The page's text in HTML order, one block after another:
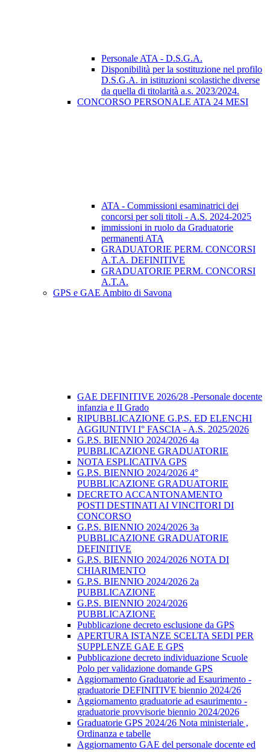
Personale ATA - D.S.G.A.
Disponibilità per la sostituzione nel profilo
D.S.G.A. in istituzioni scolastiche diverse
da quella di titolarità a.s. 2023/2024.
CONCORSO PERSONALE ATA 24 MESI
ATA - Commissioni esaminatrici dei
concorsi per soli titoli - A.S. 2024-2025
immissioni in ruolo da Graduatorie
permanenti ATA
GRADUATORIE PERM. CONCORSI
A.T.A. DEFINITIVE
GRADUATORIE PERM. CONCORSI
A.T.A.
GPS e GAE Ambito di Savona
GAE DEFINITIVE 2026/28 -Personale docente
infanzia e II Grado
RIPUBBLICAZIONE G.P.S. ED ELENCHI
AGGIUNTIVI I° FASCIA - A.S. 2025/2026
G.P.S. BIENNIO 2024/2026 4a
PUBBLICAZIONE GRADUATORIE
NOTA ESPLICATIVA GPS
G.P.S. BIENNIO 2024/2026 4°
PUBBLICAZIONE GRADUATORIE
DECRETO ACCANTONAMENTO
POSTI DESTINATI AI VINCITORI DI
CONCORSO
G.P.S. BIENNIO 2024/2026 3a
PUBBLICAZIONE GRADUATORIE
DEFINITIVE
G.P.S. BIENNIO 2024/2026 NOTA DI
CHIARIMENTO
G.P.S. BIENNIO 2024/2026 2a
PUBBLICAZIONE
G.P.S. BIENNIO 2024/2026
PUBBLICAZIONE
Pubblicazione decreto esclusione da GPS
APERTURA ISTANZE SCELTA SEDI PER
SUPPLENZE GAE E GPS
Pubblicazione decreto individuazione Scuole
Polo per validazione domande GPS
Aggiornamento Graduatorie ad Esaurimento -
graduatorie DEFINITIVE biennio 2024/26
Aggiornamento graduatorie ad esaurimento -
graduatorie provvisorie biennio 2024/2026
Graduatorie GPS 2024/26 Nota ministeriale ,
Ordinanza e tabelle
Aggiornamento GAE del personale docente ed